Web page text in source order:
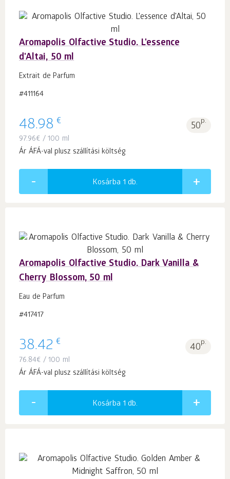
Aromapolis Olfactive Studio. L'essence
d'Altai, 50 ml
Extrait de Parfum
#411164
48.98 € 50p.
97.96€ / 100 ml
Ár ÁFÁ-val plusz szállítási költség
Kosárba 1 db.
Aromapolis Olfactive Studio. Dark Vanilla &
Cherry Blossom, 50 ml
Eau de Parfum
#417417
38.42 € 40p.
76.84€ / 100 ml
Ár ÁFÁ-val plusz szállítási költség
Kosárba 1 db.